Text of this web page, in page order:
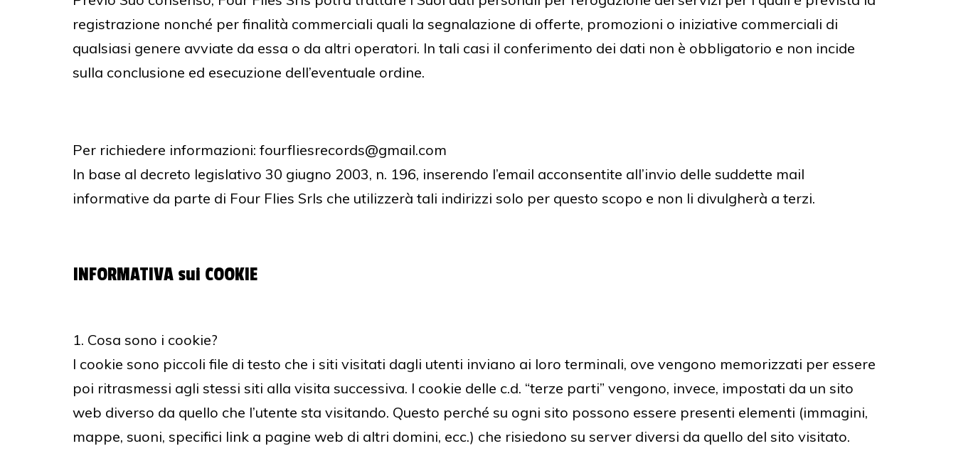
registrazione nonché per finalità commerciali quali la segnalazione di offerte, promozioni o iniziative commerciali di
qualsiasi genere avviate da essa o da altri operatori. In tali casi il conferimento dei dati non è obbligatorio e non incide
sulla conclusione ed esecuzione dell’eventuale ordine.
Per richiedere informazioni: fourfliesrecords@gmail.com
In base al decreto legislativo 30 giugno 2003, n. 196, inserendo l’email acconsentite all’invio delle suddette mail
informative da parte di Four Flies Srls che utilizzerà tali indirizzi solo per questo scopo e non li divulgherà a terzi.
INFORMATIVA sui COOKIE
1. Cosa sono i cookie?
I cookie sono piccoli file di testo che i siti visitati dagli utenti inviano ai loro terminali, ove vengono memorizzati per essere
poi ritrasmessi agli stessi siti alla visita successiva. I cookie delle c.d. “terze parti” vengono, invece, impostati da un sito
web diverso da quello che l’utente sta visitando. Questo perché su ogni sito possono essere presenti elementi (immagini,
mappe, suoni, specifici link a pagine web di altri domini, ecc.) che risiedono su server diversi da quello del sito visitato.